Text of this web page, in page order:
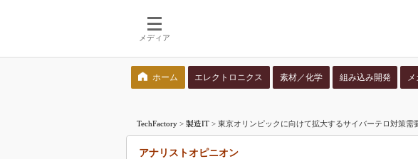
メディア
ホーム エレクトロニクス 素材／化学 組み込み開発
TechFactory > 製造IT > 東京オリンピックに向けて拡大するサイバーテロ対策
アナリストオピニオン